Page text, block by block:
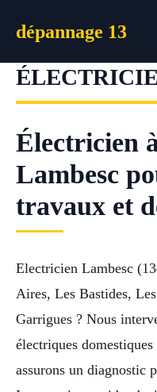
dépannage 13
Électricien
Lambesc
travaux et
Electricien Lambesc
Aires, Les Bastides,
Garrigues ? Nous
électriques
assurons un diagnostic